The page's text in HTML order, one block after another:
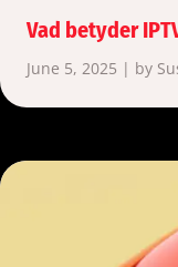
Vad betyder
June 5, 2025 | by